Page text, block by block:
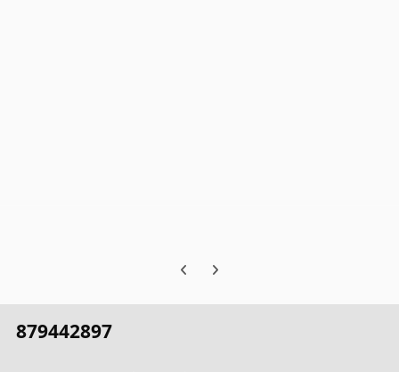
Previous carousel slide
Next carousel slide
879442897